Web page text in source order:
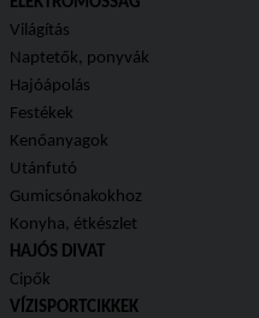
Világítás
Naptetők, ponyvák
Hajóápolás
Festékek
Kenőanyagok
Utánfutó
Gumicsónakokhoz
Konyha, étkészlet
HAJÓS DIVAT
Cipők
VÍZISPORTCIKKEK